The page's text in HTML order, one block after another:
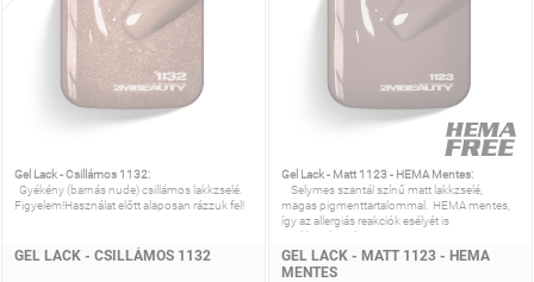
Gel Lack - Csillámos 1132:
Gyékény (barnás nude) csillámos lakkzselé.
Figyelem!Használat előtt alaposan rázzuk fel!
GEL LACK - CSILLÁMOS 1132
Gel Lack - Matt 1123 - HEMA Mentes:
Selymes szantál színű matt lakkzselé,
magas pigmenttartalommal. HEMA mentes,
így az allergiás reakciók esélyét is
csökkentheted!
GEL LACK - MATT 1123 - HEMA
MENTES